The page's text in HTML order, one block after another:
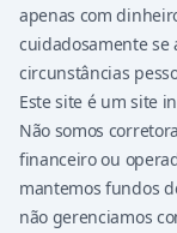
apenas com
cuidadosamente se
circunstâncias
Este site é um site
Não somos
financeiro ou
mantemos fundos
não gerenciamos